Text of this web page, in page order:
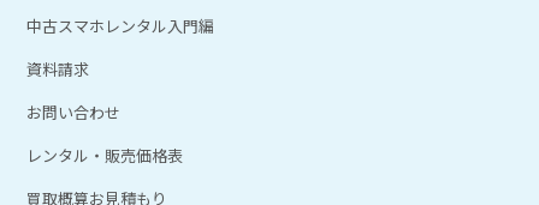
中古スマホレンタル入門編
資料請求
お問い合わせ
レンタル・販売価格表
買取概算お見積もり